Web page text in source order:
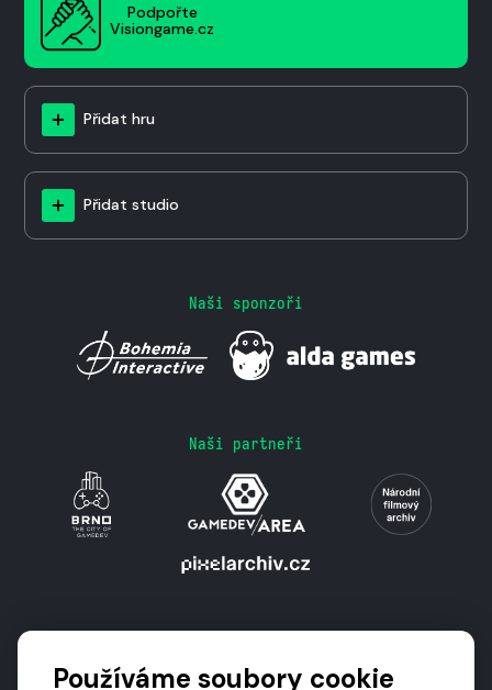
Podpořte
Visiongame.cz
Přidat hru
Přidat studio
Naši sponzoři
Naši partneři
Používáme soubory cookie